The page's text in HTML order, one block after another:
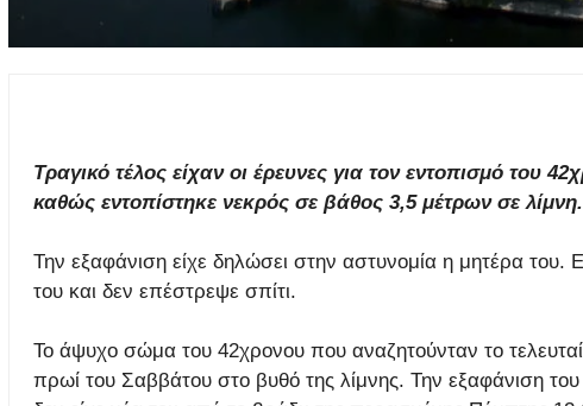
Τραγικό τέλος είχαν οι έρευνες για τον εντοπισμό του
καθώς εντοπίστηκε νεκρός σε βάθος 3,5 μέτρων σε λίμνη.
Την εξαφάνιση είχε δηλώσει στην αστυνομία η μητέρα του.
του και δεν επέστρεψε σπίτι.
Το άψυχο σώμα του 42χρονου που αναζητούνταν το
πρωί του Σαββάτου στο βυθό της λίμνης. Την εξαφάνιση